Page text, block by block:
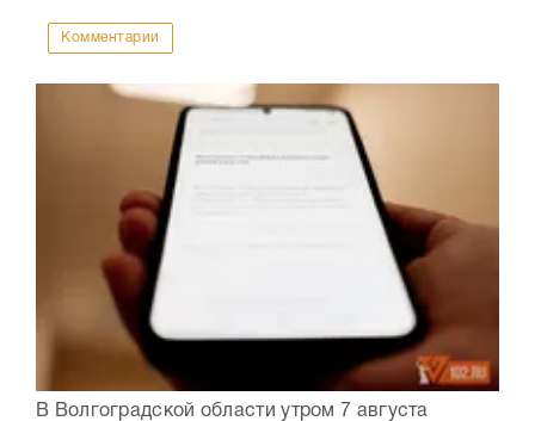
Комментарии
В Волгоградской области утром 7 августа